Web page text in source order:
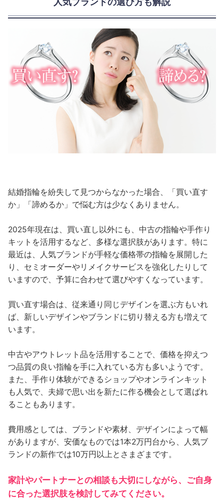
結婚指輪を紛失して見つからなかった場合、「買い直す
か」「諦めるか」で悩む方は少なくありません。
2025年現在は、買い直し以外にも、中古の指輪や手作り
キットを活用するなど、多様な選択肢があります。特に
最近は、人気ブランドが手軽な価格帯の指輪を展開した
り、セミオーダーやリメイクサービスを強化したりして
いますので、予算に合わせて選びやすくなっています。
買い直す場合は、従来通り同じデザインを選ぶ方もいれ
ば、新しいデザインやブランドに切り替える方も増えて
います。
中古やアウトレット品を活用することで、価格を抑えつ
つ品質の良い指輪を手に入れている方も多いようです。
また、手作り体験ができるショップやオンラインキット
も人気で、夫婦で思い出を新たに作る機会として選ばれ
ることもあります。
費用感としては、ブランドや素材、デザインによって幅
がありますが、安価なものでは1本2万円台から、人気ブ
ランドの新作では10万円以上とさまざまです。
家計やパートナーとの相談も大切にしながら、ご自身
に合った選択肢を検討してみてください。